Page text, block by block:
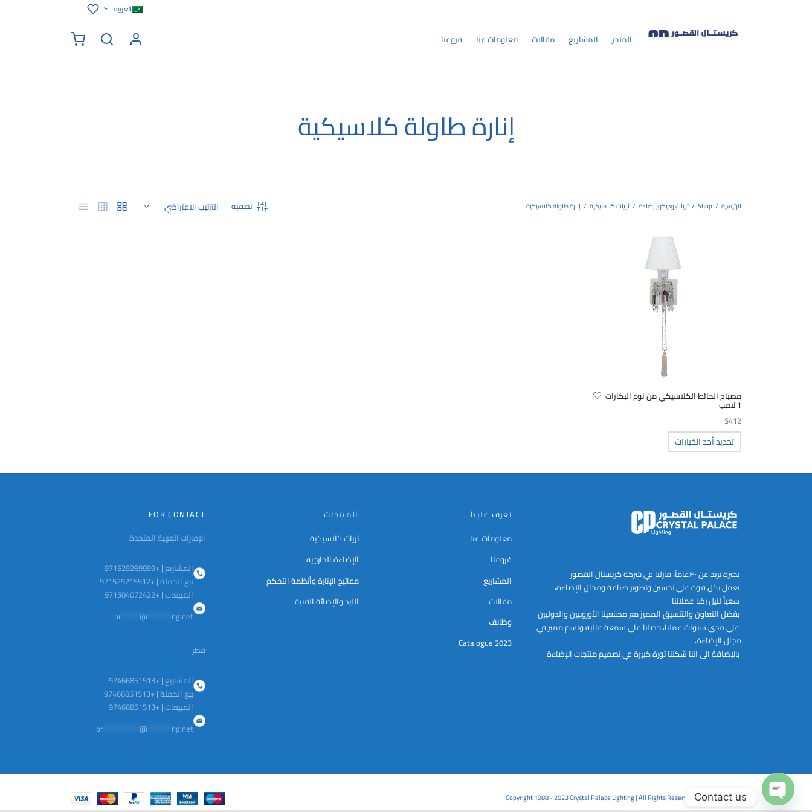
العربية
المتجر المشاريع مقالات معلومات عنا فروعنا
إنارة طاولة كلاسيكية
الرئيسية /
Shop
/ ثريات وديكور إضاءة / ثريات كلاسيكية / إنارة طاولة كلاسيكية تصفية
مصباح الحائط الكلاسيكي من نوع البكارات
1 لامب
$412
تحديد أحد الخيارات هناك
العديد
الأشكال
المنتج.
يمكن
على
صفحة
المنتج
بخبرة تزيد عن ٣٠عاماً، مازلنا في شركة كريستال القصور
نعمل بكل قوة على تحسين وتطوير صناعة ومجال الإضاءة،
سعياً لنيل رضا عملائنا.
بفضل التعاون والتنسيق المميز مع مصنعينا الأوروبيين والدوليين
على مدى سنوات عملنا، حصلنا على سمعة عالية واسم مميز في
مجال الإضاءة،
بالإضافة الى اننا شكلنا ثورة كبيرة في تصميم منتجات الإضاءة.
تعرف علينا
معلومات عنا
فروعنا
المشاريع
مقالات
وظائف
Catalogue 2023
المنتجات
ثريات كلاسيكية
الإضاءة الخارجية
مفاتيح الإنارة وأنظمة التحكم
الليد والإضائة الفنية
FOR CONTACT
الإمارات العربية المتحدة
المشاريع | +971529269999
بيع الجملة | +971529215512
المبيعات | +971504072422
pr ******@ ng.net
قطر
المشاريع | +97466851513
بيع الجملة | +97466851513
المبيعات | +97466851513
pr ************@ ng.net
Copyright 1988 - 2023 Crystal Palace Lighting | All Rights Reserved Powered by CPL
Contact us